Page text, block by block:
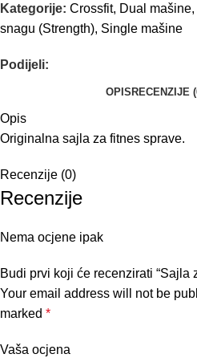
Kategorije: Crossfit, Dual mašine,
snagu (Strength), Single mašine
Podijeli:
OPIS RECENZIJE
Opis
Originalna sajla za fitnes sprave.
Recenzije (0)
Recenzije
Nema ocjene ipak
Budi prvi koji će recenzirati “Sajla
Your email address will not be
marked *
Vaša ocjena